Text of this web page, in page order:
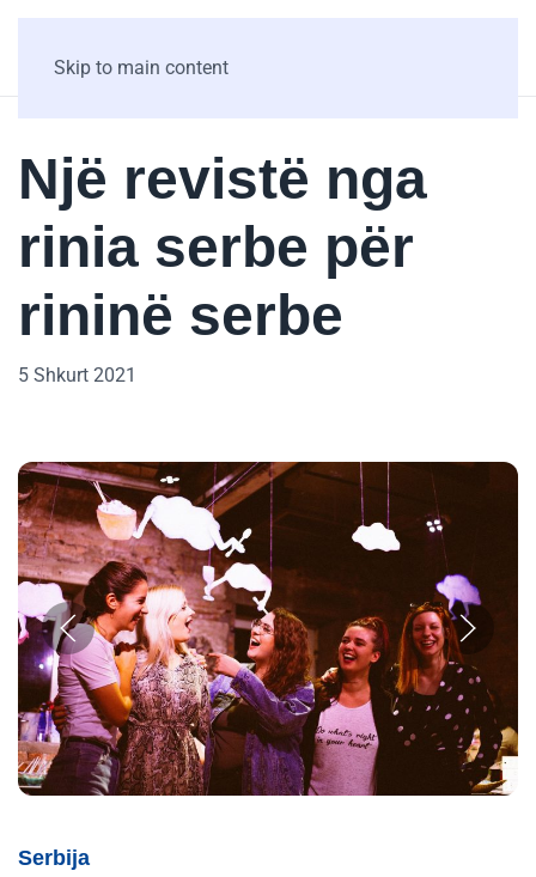
Skip to main content
Një revistë nga
rinia serbe për
rininë serbe
5 Shkurt 2021
Serbija